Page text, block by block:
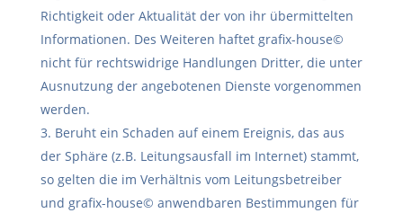
Richtigkeit oder Aktualität der von ihr übermittelten
Informationen. Des Weiteren haftet grafix-house©
nicht für rechtswidrige Handlungen Dritter, die unter
Ausnutzung der angebotenen Dienste vorgenommen
werden.
Beruht ein Schaden auf einem Ereignis, das aus
der Sphäre (z.B. Leitungsausfall im Internet) stammt,
so gelten die im Verhältnis vom Leitungsbetreiber
und grafix-house© anwendbaren Bestimmungen für